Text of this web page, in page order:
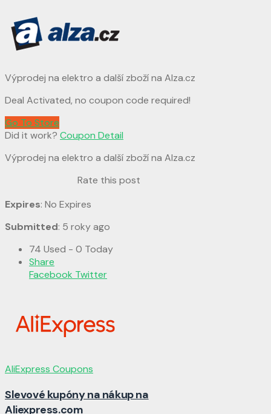
Výprodej na elektro a další zboží na Alza.cz
Deal Activated, no coupon code required!
Go To Store
Did it work? Coupon Detail
Výprodej na elektro a další zboží na Alza.cz
Rate this post
Expires: No Expires
Submitted: 5 roky ago
74 Used - 0 Today
Share
Facebook Twitter
AliExpress Coupons
Slevové kupóny na nákup na
Aliexpress.com